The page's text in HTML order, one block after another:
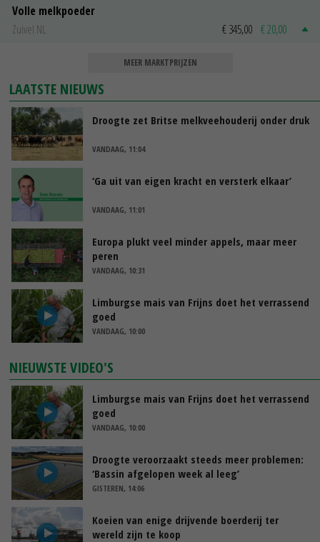
Volle melkpoeder
Zuivel NL
€ 345,00 € 20,00
MEER MARKTPRIJZEN
LAATSTE NIEUWS
Droogte zet Britse melkveehouderij onder druk
VANDAAG, 11:04
‘Ga uit van eigen kracht en versterk elkaar’
VANDAAG, 11:01
Europa plukt veel minder appels, maar meer
peren
VANDAAG, 10:31
Limburgse mais van Frijns doet het verrassend
goed
VANDAAG, 10:00
NIEUWSTE VIDEO'S
Limburgse mais van Frijns doet het verrassend
goed
VANDAAG, 10:00
Droogte veroorzaakt steeds meer problemen:
‘Bassin afgelopen week al leeg’
GISTEREN, 14:06
Koeien van enige drijvende boerderij ter
wereld zijn te koop